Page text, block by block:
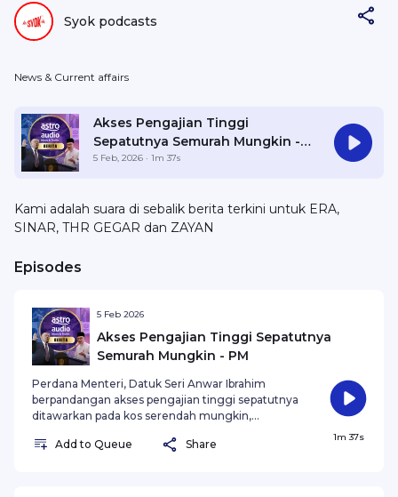
Syok podcasts
News & Current affairs
Akses Pengajian Tinggi
Sepatutnya Semurah Mungkin -
PM
5 Feb, 2026 · 1m 37s
Kami adalah suara di sebalik berita terkini untuk ERA,
SINAR, THR GEGAR dan ZAYAN
Episodes
5 Feb 2026
Akses Pengajian Tinggi Sepatutnya
Semurah Mungkin - PM
Perdana Menteri, Datuk Seri Anwar Ibrahim
berpandangan akses pengajian tinggi sepatutnya
ditawarkan pada kos serendah mungkin,
memerlukan bantuan.
Add to Queue Share
1m 37s